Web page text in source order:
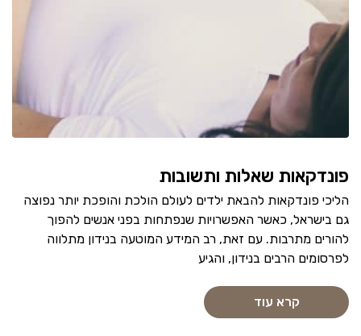
פונדקאות שאלות ותשובות
הליכי פונדקאות להבאת ילדים לעולם הולכת והופכת יותר נפוצה
גם בישראל, כאשר האפשרויות שנפתחות בפני אנשים להפוך
להורים מתרבות. עם זאת, רב המידע המוטעה בנידון מתלווה
לפרסומים הרבים בנידון, והגיע
קרא עוד